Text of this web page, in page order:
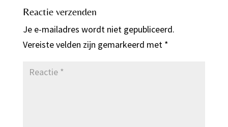
Reactie verzenden
Je e-mailadres wordt niet gepubliceerd.
Vereiste velden zijn gemarkeerd met *